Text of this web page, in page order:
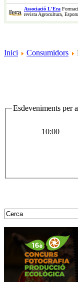
Associació L'Era
revista Agrocultura,
Inici Consumidors
Esdeveniments per
10:00